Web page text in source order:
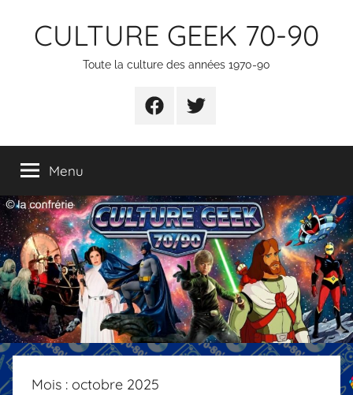
CULTURE GEEK 70-90
Toute la culture des années 1970-90
FB TW
Menu
Mois : octobre 2025